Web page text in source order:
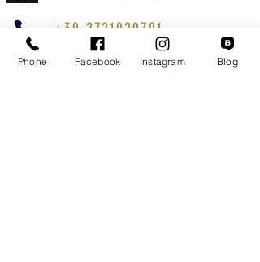
+30 2721020701
k.mouzos.wix@gmail.com
Phone Facebook Instagram Blog